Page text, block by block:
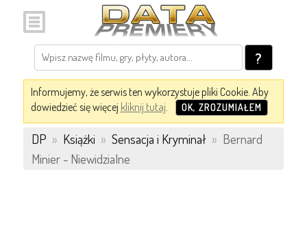
?
Informujemy, że serwis ten wykorzystuje pliki Cookie. Aby
dowiedzieć się więcej kliknij tutaj. OK, ZROZUMIAŁEM
DP » Książki » Sensacja i Kryminał » Bernard
Minier - Niewidzialne